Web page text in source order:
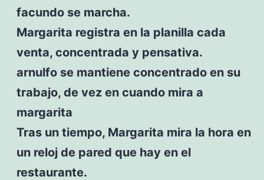
facundo se marcha.
Margarita registra en la planilla cada
venta, concentrada y pensativa.
arnulfo se mantiene concentrado en su
trabajo, de vez en cuando mira a
margarita
Tras un tiempo, Margarita mira la hora en
un reloj de pared que hay en el
restaurante.